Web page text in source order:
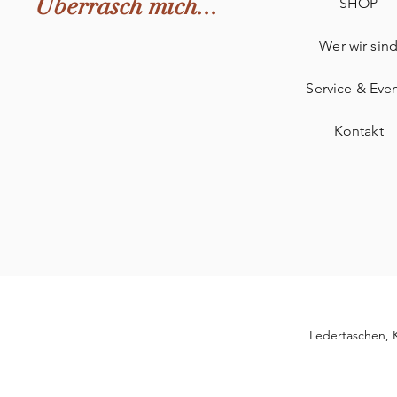
Überrasch mich...
Wer wir
Service &
Kontakt
Ledertaschen,